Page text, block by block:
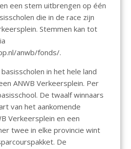
een stem uitbrengen op één
die in de race zijn
Stemmen kan tot
anwb/fonds/.
in het hele land
ANWB Verkeersplein. Per
De twaalf winnaars
van het aankomende
Verkeersplein en een
twee in elke provincie wint
De